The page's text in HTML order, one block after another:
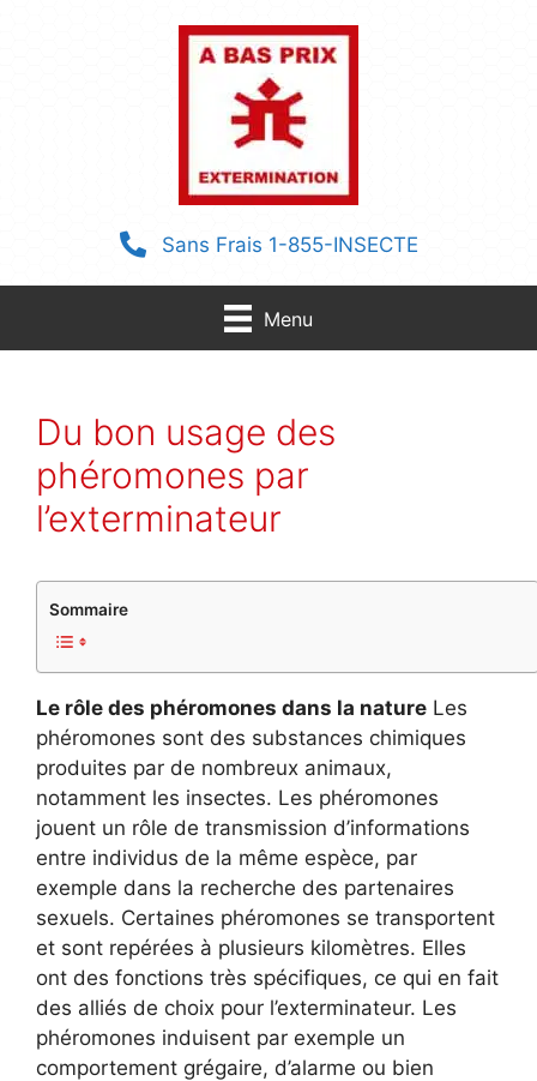
Sans Frais 1-855-INSECTE
Menu
Du bon usage des
phéromones par
l’exterminateur
Sommaire
Le rôle des phéromones dans la nature Les
phéromones sont des substances chimiques
produites par de nombreux animaux,
notamment les insectes. Les phéromones
jouent un rôle de transmission d’informations
entre individus de la même espèce, par
exemple dans la recherche des partenaires
sexuels. Certaines phéromones se transportent
et sont repérées à plusieurs kilomètres. Elles
ont des fonctions très spécifiques, ce qui en fait
des alliés de choix pour l’exterminateur. Les
phéromones induisent par exemple un
comportement grégaire, d’alarme ou bien